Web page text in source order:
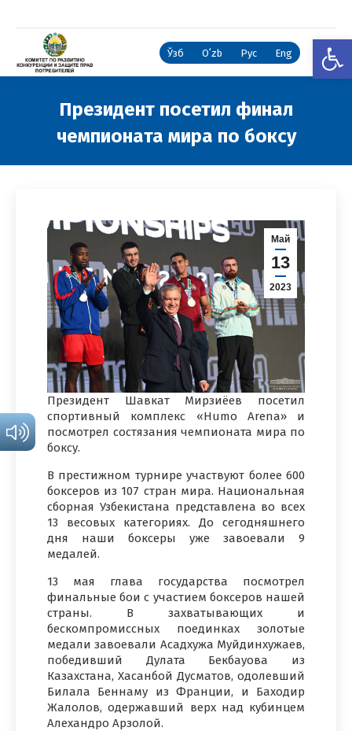
Ўзб Oʻzb Рус Eng
Президент посетил финал
чемпионата мира по боксу
Май
13
2023
Президент Шавкат Мирзиёев посетил
спортивный комплекс «Humo Arena» и
посмотрел состязания чемпионата мира по
боксу.
В престижном турнире участвуют более 600
боксеров из 107 стран мира. Национальная
сборная Узбекистана представлена во всех
13 весовых категориях. До сегодняшнего
дня наши боксеры уже завоевали 9
медалей.
13 мая глава государства посмотрел
финальные бои с участием боксеров нашей
страны. В захватывающих и
бескомпромиссных поединках золотые
медали завоевали Асадхужа Муйдинхужаев,
победивший Дулата Бекбауова из
Казахстана, Хасанбой Дусматов, одолевший
Билала Беннаму из Франции, и Баходир
Жалолов, одержавший верх над кубинцем
Алехандро Арзолой.